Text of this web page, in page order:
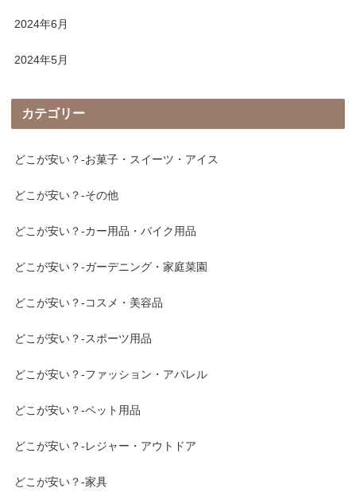
2024年6月
2024年5月
カテゴリー
どこが安い？-お菓子・スイーツ・アイス
どこが安い？-その他
どこが安い？-カー用品・バイク用品
どこが安い？-ガーデニング・家庭菜園
どこが安い？-コスメ・美容品
どこが安い？-スポーツ用品
どこが安い？-ファッション・アパレル
どこが安い？-ペット用品
どこが安い？-レジャー・アウトドア
どこが安い？-家具